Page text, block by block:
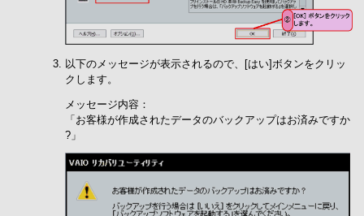
以下のメッセージが表示されるので、[はい]ボタンをクリッ
クします。
メッセージ内容：
「お客様が作成されたデータのバックアップはお済みですか
?」